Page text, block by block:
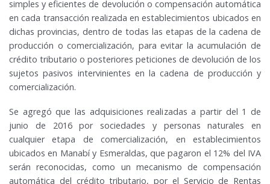
simples y eficientes de devolución o compensación automática
en cada transacción realizada en establecimientos ubicados en
dichas provincias, dentro de todas las etapas de la cadena de
producción o comercialización, para evitar la acumulación de
crédito tributario o posteriores peticiones de devolución de los
sujetos pasivos intervinientes en la cadena de producción y
comercialización.
Se agregó que las adquisiciones realizadas a partir del 1 de
junio de 2016 por sociedades y personas naturales en
cualquier etapa de comercialización, en establecimientos
ubicados en Manabí y Esmeraldas, que pagaron el 12% del IVA
serán reconocidas, como un mecanismo de compensación
automática del crédito tributario, por el Servicio de Rentas